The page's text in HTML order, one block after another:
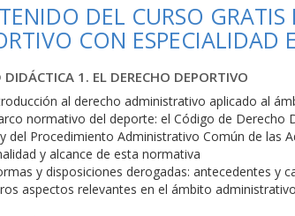
DEL CURSO
CON ESPECIALIDAD
1. EL DERECHO DEPORTIVO
al derecho administrativo aplicado al
normativo del deporte: el Código de Derecho
del Procedimiento Administrativo Común de las
y alcance de esta normativa
y disposiciones derogadas: antecedentes y
aspectos relevantes en el ámbito